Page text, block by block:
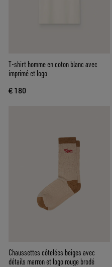
T-shirt homme en coton blanc avec
imprimé et logo
€ 180
Chaussettes côtelées beiges avec
détails marron et logo rouge brodé